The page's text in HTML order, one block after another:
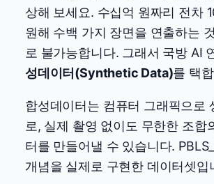
상해 보세요. 수십억 원짜리 전차
원해 수백 가지 장면을 연출하는
로 불가능합니다. 그래서 국방 AI
성데이터(Synthetic Data)를 택
합성데이터는 컴퓨터 그래픽으로
로, 실제 촬영 없이도 무한한 조합
터를 만들어낼 수 있습니다.
개념을 실제로 구현한 데이터셋입